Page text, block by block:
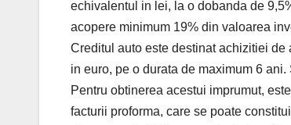
echivalentul in lei, la o dobanda de
acopere minimum 19% din valoarea
Creditul auto este destinat achizitiei
in euro, pe o durata de maximum 6
Pentru obtinerea acestui imprumut,
facturii proforma, care se poate